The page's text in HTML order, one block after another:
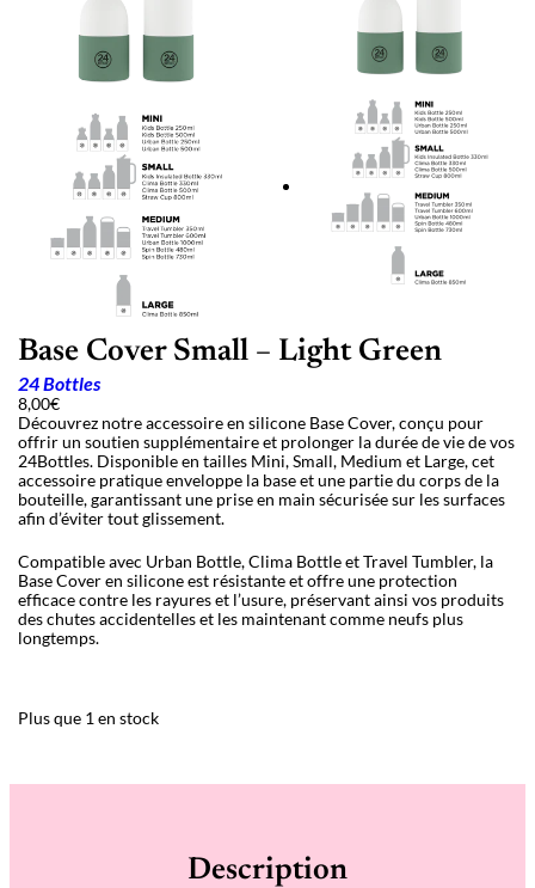
Base Cover Small – Light Green
24 Bottles
8,00€
Découvrez notre accessoire en silicone Base Cover, conçu pour
offrir un soutien supplémentaire et prolonger la durée de vie de vos
24Bottles. Disponible en tailles Mini, Small, Medium et Large, cet
accessoire pratique enveloppe la base et une partie du corps de la
bouteille, garantissant une prise en main sécurisée sur les surfaces
afin d’éviter tout glissement.
Compatible avec Urban Bottle, Clima Bottle et Travel Tumbler, la
Base Cover en silicone est résistante et offre une protection
efficace contre les rayures et l’usure, préservant ainsi vos produits
des chutes accidentelles et les maintenant comme neufs plus
longtemps.
Plus que 1 en stock
Description